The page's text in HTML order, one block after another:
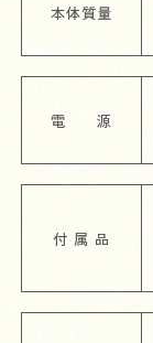
本体質量
電 源
付 属 品